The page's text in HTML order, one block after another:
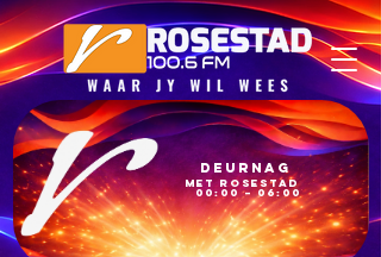
00:00 – 06:00
met Rosestad
Deurnag